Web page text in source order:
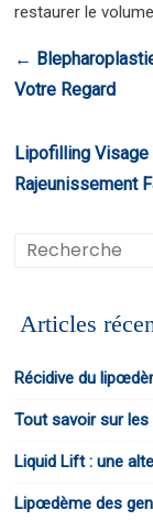
restaurer le
←
Votre Regard
Lipofilling Visage
Rajeunissement
Articles
Récidive du
Tout savoir sur les
Liquid Lift : une
Lipœdème des